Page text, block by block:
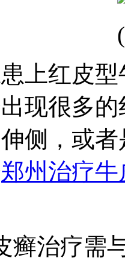
上红皮
现很多
侧，或
郑州治疗
治疗需与